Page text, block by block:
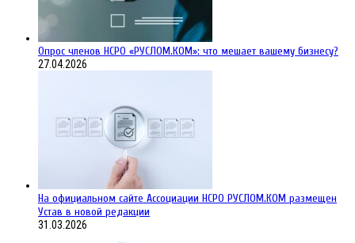
Опрос членов НСРО «РУСЛОМ.КОМ»: что мешает вашему бизнесу?
27.04.2026
На официальном сайте Ассоциации НСРО РУСЛОМ.КОM размещен
Устав в новой редакции
31.03.2026